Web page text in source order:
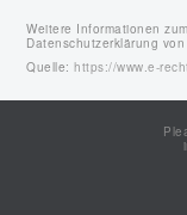
Weitere Informationen
Datenschutzerklärung
Quelle:https://www.e-